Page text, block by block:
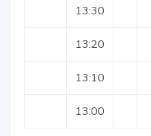
13:30
13:20
13:10
13:00